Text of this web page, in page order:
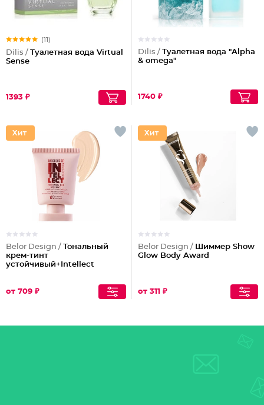
(11)
Dilis / Туалетная вода Virtual
Sense
1393 ₽
Dilis / Туалетная вода "Alpha
& omega"
1740 ₽
Belor Design / Тональный
крем-тинт
устойчивый+Intellect
от 709 ₽
Belor Design / Шиммер Show
Glow Body Award
от 311 ₽